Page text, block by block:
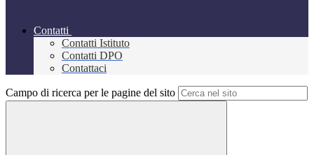
Contatti
Contatti Istituto
Contatti DPO
Contattaci
Campo di ricerca per le pagine del sito